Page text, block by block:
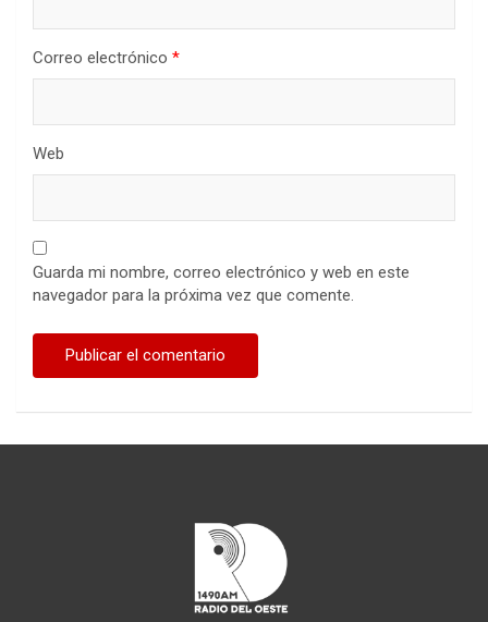
Correo electrónico *
Web
Guarda mi nombre, correo electrónico y web en este
navegador para la próxima vez que comente.